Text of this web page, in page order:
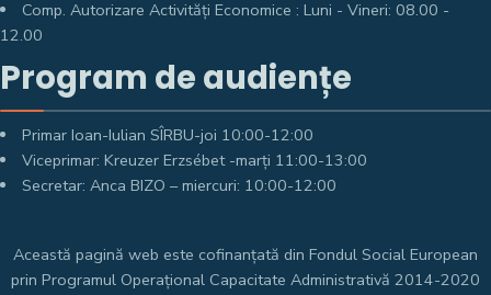
Comp. Autorizare Activități Economice : Luni - Vineri: 08.00 -
12.00
Program de audiențe
Primar Ioan-Iulian SÎRBU-joi 10:00-12:00
Viceprimar: Kreuzer Erzsébet -marți 11:00-13:00
Secretar: Anca BIZO – miercuri: 10:00-12:00
Această pagină web este cofinanțată din Fondul Social European
prin Programul Operațional Capacitate Administrativă 2014-2020